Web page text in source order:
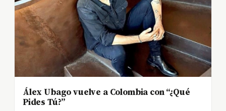
Álex Ubago vuelve a Colombia con “¿Qué
Pides Tú?”